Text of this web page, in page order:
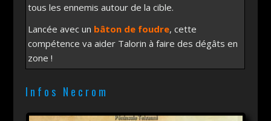
tous les ennemis autour de la cible.
Lancée avec un bâton de foudre, cette
compétence va aider Talorin à faire des dégâts en
zone !
Infos Necrom